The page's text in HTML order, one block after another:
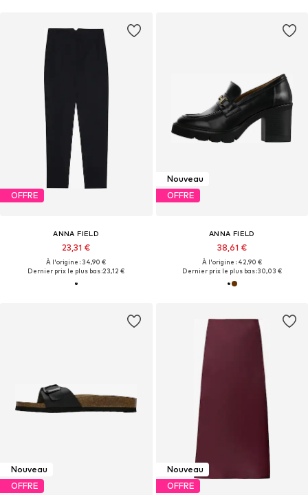
OFFRE
ANNA FIELD
23,31 €
À l'origine : 34,90 €
Dernier prix le plus bas :23,12 €
Nouveau
OFFRE
ANNA FIELD
38,61 €
À l'origine : 42,90 €
Dernier prix le plus bas :30,03 €
Nouveau
OFFRE
Nouveau
OFFRE